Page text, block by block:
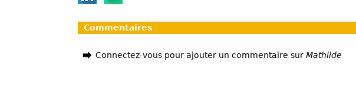
Commentaires
Connectez-vous pour ajouter un commentaire sur Mathilde